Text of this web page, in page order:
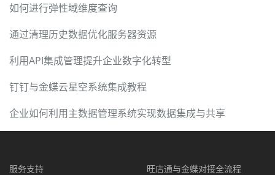
如何进行弹性域维度查询
通过清理历史数据优化服务器资源
利用API集成管理提升企业数字化转型
钉钉与金蝶云星空系统集成教程
企业如何利用主数据管理系统实现数据集成与共享
服务支持
旺店通与金蝶对接全流程